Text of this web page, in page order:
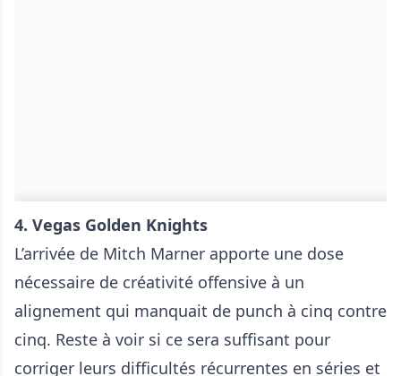
4. Vegas Golden Knights
L’arrivée de Mitch Marner apporte une dose
nécessaire de créativité offensive à un
alignement qui manquait de punch à cinq contre
cinq. Reste à voir si ce sera suffisant pour
corriger leurs difficultés récurrentes en séries et